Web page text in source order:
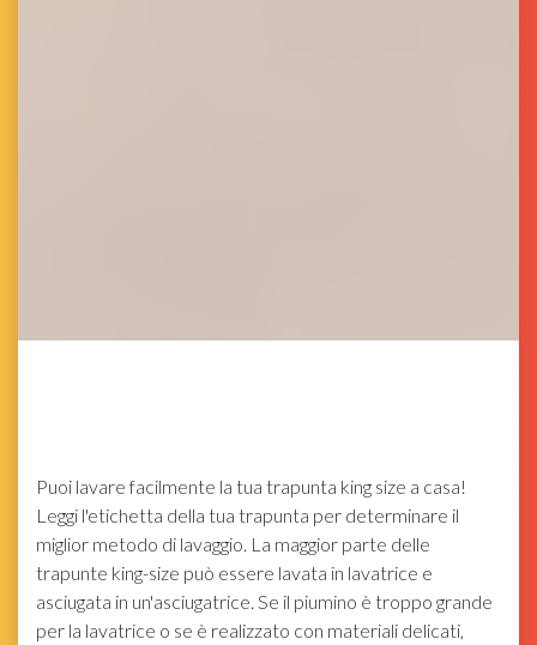
Puoi lavare facilmente la tua trapunta king size a casa!
Leggi l'etichetta della tua trapunta per determinare il
miglior metodo di lavaggio. La maggior parte delle
trapunte king-size può essere lavata in lavatrice e
asciugata in un'asciugatrice. Se il piumino è troppo grande
per la lavatrice o se è realizzato con materiali delicati,